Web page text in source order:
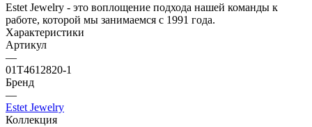
Estet Jewelry - это воплощение подхода нашей команды к
работе, которой мы занимаемся с 1991 года.
Характеристики
Артикул
—
01Т4612820-1
Бренд
—
Estet Jewelry
Коллекция